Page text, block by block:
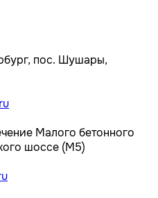
пос. Шушары,
Малого бетонного
шоссе (М5)